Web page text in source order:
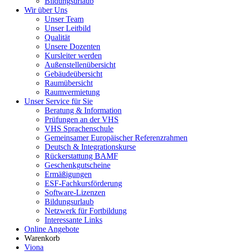
Wir über Uns
Unser Team
Unser Leitbild
Qualität
Unsere Dozenten
Kursleiter werden
Außenstellenübersicht
Gebäudeübersicht
Raumübersicht
Raumvermietung
Unser Service für Sie
Beratung & Information
Prüfungen an der VHS
VHS Sprachenschule
Gemeinsamer Europäischer Referenzrahmen
Deutsch & Integrationskurse
Rückerstattung BAMF
Geschenkgutscheine
Ermäßigungen
ESF-Fachkursförderung
Software-Lizenzen
Bildungsurlaub
Netzwerk für Fortbildung
Interessante Links
Online Angebote
Warenkorb
Viona